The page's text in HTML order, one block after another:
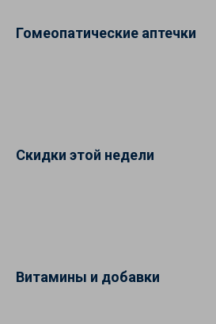
Гомеопатические аптечки
Скидки этой недели
Витамины и добавки